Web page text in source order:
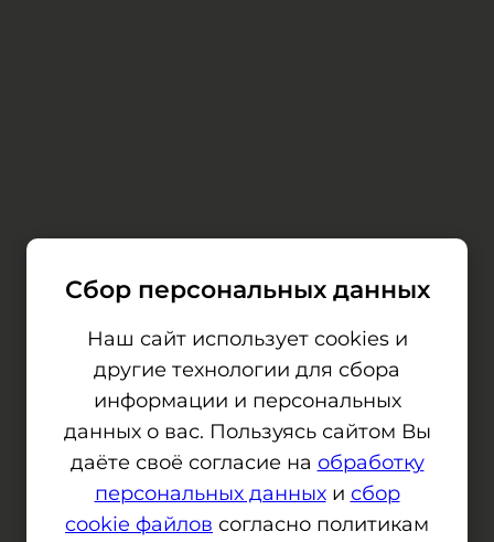
Сбор персональных данных
Наш сайт использует cookies и
другие технологии для сбора
информации и персональных
данных о вас. Пользуясь сайтом Вы
даёте своё согласие на обработку
персональных данныхи сбор
cookie файлов согласно политикам